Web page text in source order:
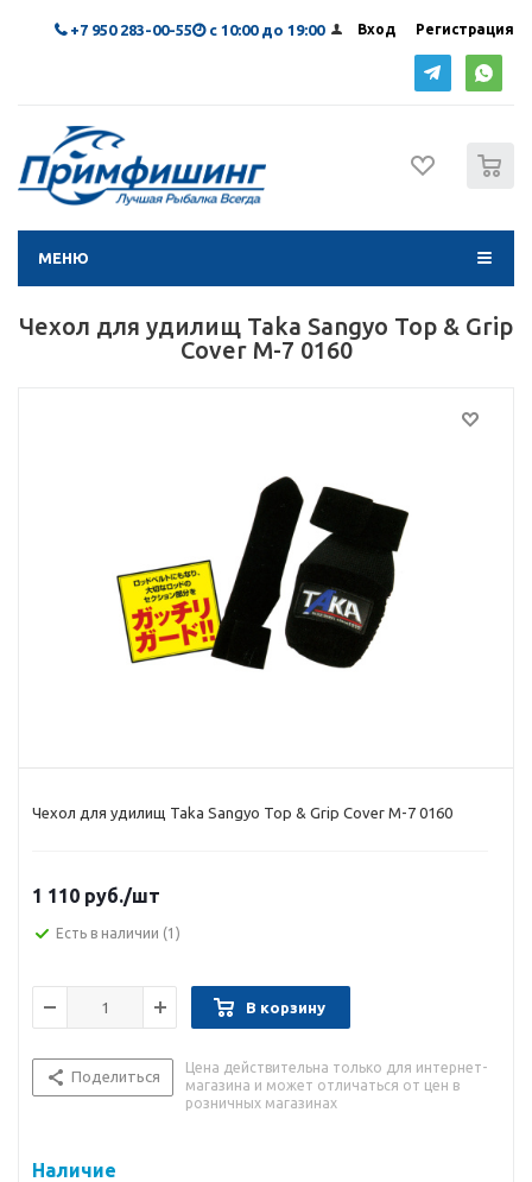
Вход Регистрация
+7 950 283-00-55 с 10:00 до 19:00
МЕНЮ
Чехол для удилищ Taka Sangyo Top & Grip
Cover M-7 0160
Чехол для удилищ Taka Sangyo Top & Grip Cover M-7 0160
1 110 руб./шт
Есть в наличии (1)
В корзину
Поделиться
Цена действительна только для интернет-
магазина и может отличаться от цен в
розничных магазинах
Наличие